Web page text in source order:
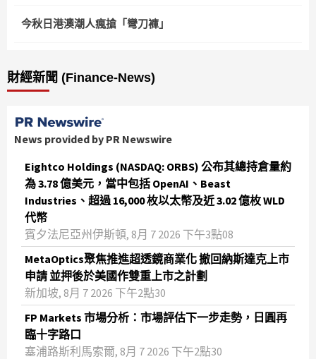
今秋日港澳潮人瘋搶「彎刀褲」
財經新聞 (Finance-News)
News provided by PR Newswire
Eightco Holdings (NASDAQ: ORBS) 公布其總持倉量約
為 3.78 億美元，當中包括 OpenAI、Beast
Industries、超過 16,000 枚以太幣及近 3.02 億枚 WLD
代幣
賓夕法尼亞州伊斯頓, 8月 7 2026 下午3點08
MetaOptics聚焦推進超透鏡商業化 撤回納斯達克上市
申請 並押後於美國作雙重上市之計劃
新加坡, 8月 7 2026 下午2點30
FP Markets 市場分析：市場評估下一步走勢，日圓再
臨十字路口
塞浦路斯利馬索爾, 8月 7 2026 下午2點30